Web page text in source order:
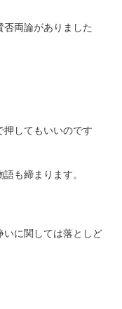
両論がありました
押してもいいのです
も締まります。
いに関しては落としど